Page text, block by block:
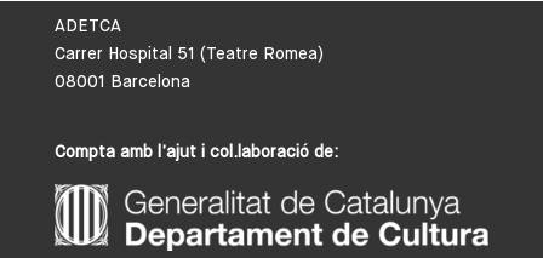
ADETCA
Carrer Hospital 51 (Teatre Romea)
08001 Barcelona
Compta amb l’ajut i col.laboració de: